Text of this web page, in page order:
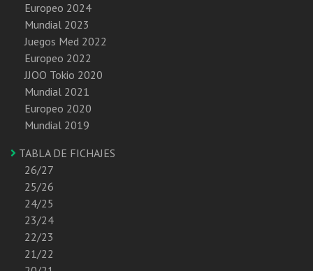
Europeo 2024
Mundial 2023
Juegos Med 2022
Europeo 2022
JJOO Tokio 2020
Mundial 2021
Europeo 2020
Mundial 2019
TABLA DE FICHAJES
26/27
25/26
24/25
23/24
22/23
21/22